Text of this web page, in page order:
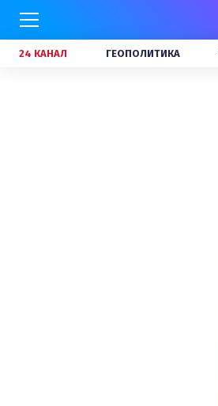
24 КАНАЛ ГЕОПОЛИТИКА